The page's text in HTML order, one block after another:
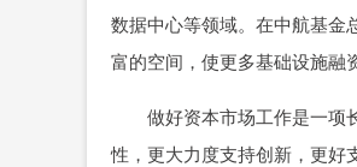
数据中心等领域。在中航基金
富的空间，使更多基础设施融
做好资本市场工作是一项长
性，更大力度支持创新，更好